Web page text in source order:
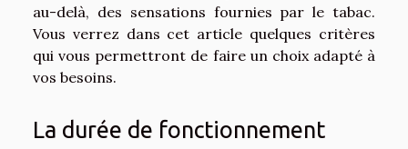
au-delà, des sensations fournies par le tabac.
Vous verrez dans cet article quelques critères
qui vous permettront de faire un choix adapté à
vos besoins.
La durée de fonctionnement